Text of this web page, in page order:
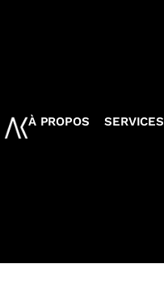
À PROPOS SERVICES